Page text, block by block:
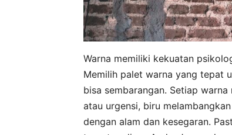
Warna memiliki kekuatan
Memilih palet warna yang tepat
bisa sembarangan. Setiap
atau urgensi, biru
dengan alam dan kesegaran.